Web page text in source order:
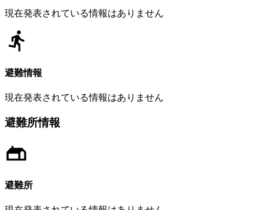
現在発表されている情報はありません
避難情報
現在発表されている情報はありません
避難所情報
避難所